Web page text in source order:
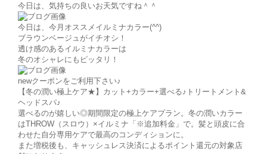
今日は、気持ちの良いお天気ですね＾＾
今日は、今月オススメイルミナカラー(^^)
ブラウンベージュがイチオシ！
透け感のあるイルミナカラーは
冬のオシャレにもピッタリ！
newクーポンをご利用下さい♪
【冬の潤い極上ケア★】カット+カラー+選べる♪トリートメント&
ヘッドスパ♪
選べるのが嬉しい◎期間限定の極上ケアプラン。冬の潤いカラー
はTHROW（スロウ）×イルミナ「※追加料金」で。髪と頭皮に合
わせた自分専用ケアで最高のコンディションに。
また増税後も、キャッシュレス決済によるポイント還元の対象店